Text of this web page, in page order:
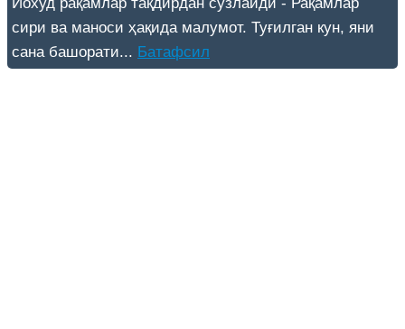
Йохуд рақамлар тақдирдан сўзлайди - Рақамлар
сири ва маноси ҳақида малумот. Туғилган кун, яни
сана башорати... Батафсил